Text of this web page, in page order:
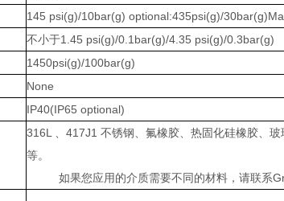
145 psi(g)/10bar(g) optional:435psi(g)/
不小于1.45 psi(g)/0.1bar(g)/4.35 psi(g)/0.3bar(g)
1450psi(g)/100bar(g)
None
IP40(IP65 optional)
316L 、417J1 不锈钢、氟橡胶、热固化硅橡胶、
等。
如果您应用的介质需要不同的材料，请联系